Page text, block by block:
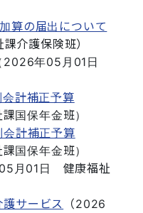
算の届出について
課介護保険班）
2026年05月01日
計補正予算
国保年金班）
計補正予算
国保年金班）
月01日
健康福祉
サービス
（2026